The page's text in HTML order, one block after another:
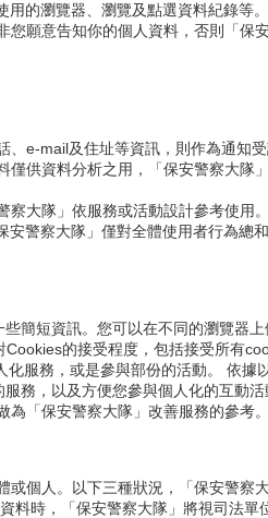
的瀏覽器、瀏覽及點選資料紀錄等
願意告知你的個人資料，否則「保
、e-mail及住址等資訊，則作為通知
供資料分析之用，「保安警察大隊
大隊」依服務或活動設計參考使用
警察大隊」僅對全體使用者行為總
簡短資訊。您可以在不同的瀏覽器
的接受程度，包括接受所有
服務，或是參與部份的活動。 依據
務，以及方便您參與個人化的互動
「保安警察大隊」改善服務的參考。
個人。以下三種狀況，「保安警察
料時，「保安警察大隊」將視司法